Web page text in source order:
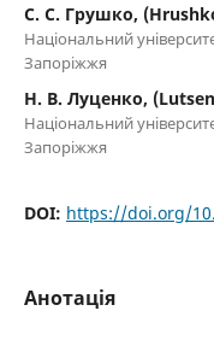
С. С. Грушко,
Національний
Запоріжжя
Н. В. Луценко,
Національний
Запоріжжя
DOI: https://doi.org/
Анотація